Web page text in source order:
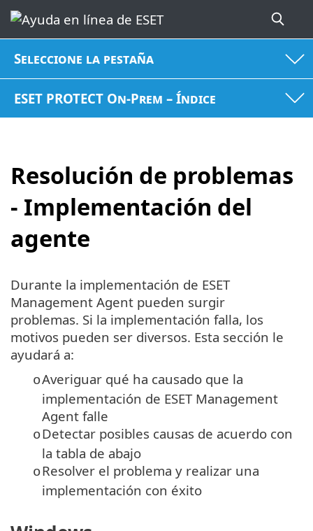
Seleccione la pestaña
ESET PROTECT On-Prem – Índice
Resolución de problemas
- Implementación del
agente
Durante la implementación de ESET
Management Agent pueden surgir
problemas. Si la implementación falla, los
motivos pueden ser diversos. Esta sección le
ayudará a:
oAveriguar qué ha causado que la
implementación de ESET Management
Agent falle
oDetectar posibles causas de acuerdo con
la tabla de abajo
oResolver el problema y realizar una
implementación con éxito